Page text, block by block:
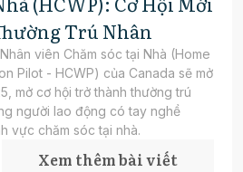
Trú Nhân
viên Chăm sóc tại Nhà (Home
Pilot - HCWP) của Canada sẽ mở
mở cơ hội trở thành thường trú
người lao động có tay nghề
vực chăm sóc tại nhà.
Xem thêm bài viết